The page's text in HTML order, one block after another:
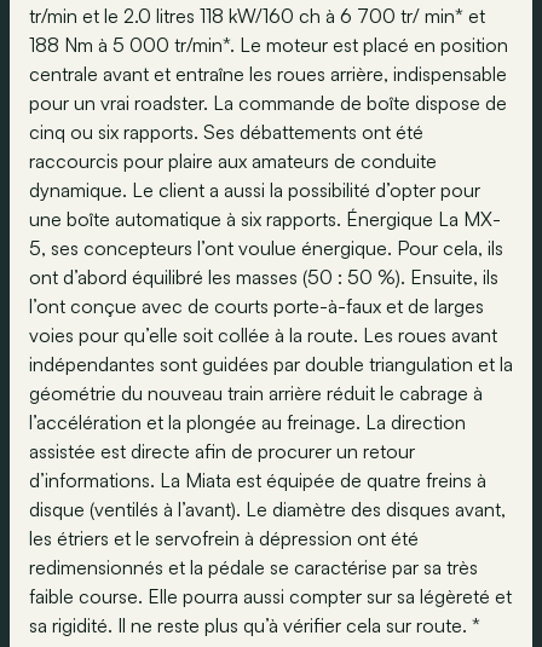
tr/min et le 2.0 litres 118 kW/160 ch à 6 700 tr/ min* et
188 Nm à 5 000 tr/min*. Le moteur est placé en position
centrale avant et entraîne les roues arrière, indispensable
pour un vrai roadster. La commande de boîte dispose de
cinq ou six rapports. Ses débattements ont été
raccourcis pour plaire aux amateurs de conduite
dynamique. Le client a aussi la possibilité d’opter pour
une boîte automatique à six rapports. Énergique La MX-
5, ses concepteurs l’ont voulue énergique. Pour cela, ils
ont d’abord équilibré les masses (50 : 50 %). Ensuite, ils
l’ont conçue avec de courts porte-à-faux et de larges
voies pour qu’elle soit collée à la route. Les roues avant
indépendantes sont guidées par double triangulation et la
géométrie du nouveau train arrière réduit le cabrage à
l’accélération et la plongée au freinage. La direction
assistée est directe afin de procurer un retour
d’informations. La Miata est équipée de quatre freins à
disque (ventilés à l’avant). Le diamètre des disques avant,
les étriers et le servofrein à dépression ont été
redimensionnés et la pédale se caractérise par sa très
faible course. Elle pourra aussi compter sur sa légèreté et
sa rigidité. Il ne reste plus qu’à vérifier cela sur route. *